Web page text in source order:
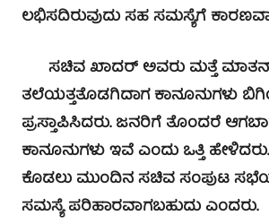
ಲಭಿಸದಿರುವುದು ಸಹ ಸಮಸ್ಯೆಗೆ
ಸಚಿವ ಖಾದರ್ ಅವರು ಮತ್ತೆ
ತಲೆಯತ್ತತೊಡಗಿದಾಗ ಕಾನೂನುಗಳು
ಪ್ರಸ್ತಾಪಿಸಿದರು. ಜನರಿಗೆ ತೊಂದರೆ
ಕಾನೂನುಗಳು ಇವೆ ಎಂದು ಒತ್ತಿ
ಕೊಡಲು ಮುಂದಿನ ಸಚಿವ ಸಂಪುಟ
ಸಮಸ್ಯೆ ಪರಿಹಾರವಾಗಬಹುದು ಎಂದರು.